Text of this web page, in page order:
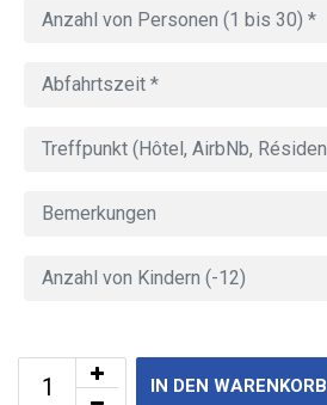
IN DEN WARENKORB